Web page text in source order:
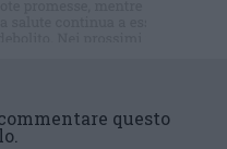
questo